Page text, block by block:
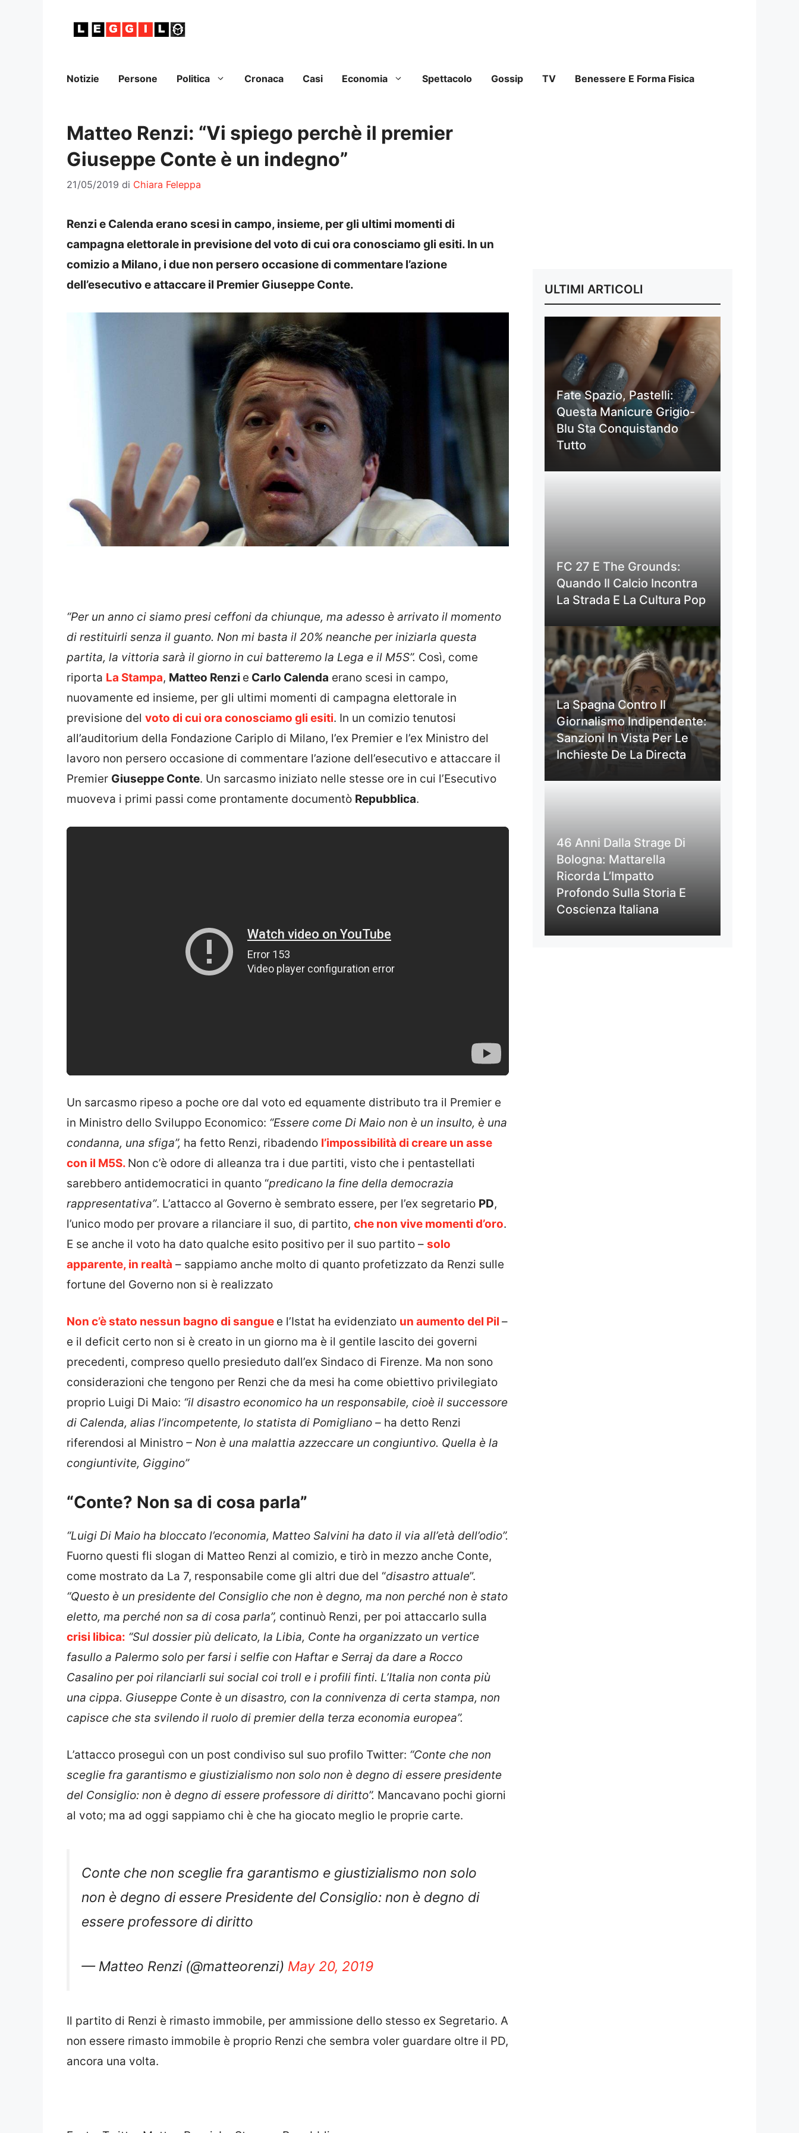
Notizie Persone Politica Cronaca Casi Economia Spettacolo Gossip TV Benessere E Forma Fisica
Matteo Renzi: “Vi spiego perchè il premier
Giuseppe Conte è un indegno”
21/05/2019 di Chiara Feleppa
Renzi e Calenda erano scesi in campo, insieme, per gli ultimi momenti di
campagna elettorale in previsione del voto di cui ora conosciamo gli esiti. In un
comizio a Milano, i due non persero occasione di commentare l’azione
dell’esecutivo e attaccare il Premier Giuseppe Conte.
“Per un anno ci siamo presi ceffoni da chiunque, ma adesso è arrivato il momento
di restituirli senza il guanto. Non mi basta il 20% neanche per iniziarla questa
partita, la vittoria sarà il giorno in cui batteremo la Lega e il M5S”. Così, come
riporta La Stampa, Matteo Renzi e Carlo Calenda erano scesi in campo,
nuovamente ed insieme, per gli ultimi momenti di campagna elettorale in
previsione del voto di cui ora conosciamo gli esiti. In un comizio tenutosi
all’auditorium della Fondazione Cariplo di Milano, l’ex Premier e l’ex Ministro del
lavoro non persero occasione di commentare l’azione dell’esecutivo e attaccare il
Premier Giuseppe Conte. Un sarcasmo iniziato nelle stesse ore in cui l’Esecutivo
muoveva i primi passi come prontamente documentò Repubblica.
Un sarcasmo ripeso a poche ore dal voto ed equamente distributo tra il Premier e
in Ministro dello Sviluppo Economico: “Essere come Di Maio non è un insulto, è una
condanna, una sfiga”, ha fetto Renzi, ribadendo l’impossibilità di creare un asse
con il M5S. Non c’è odore di alleanza tra i due partiti, visto che i pentastellati
sarebbero antidemocratici in quanto “predicano la fine della democrazia
rappresentativa”. L’attacco al Governo è sembrato essere, per l’ex segretario PD,
l’unico modo per provare a rilanciare il suo, di partito, che non vive momenti d’oro.
E se anche il voto ha dato qualche esito positivo per il suo partito – solo
apparente, in realtà – sappiamo anche molto di quanto profetizzato da Renzi sulle
fortune del Governo non si è realizzato
Non c’è stato nessun bagno di sangue e l’Istat ha evidenziato un aumento del Pil –
e il deficit certo non si è creato in un giorno ma è il gentile lascito dei governi
precedenti, compreso quello presieduto dall’ex Sindaco di Firenze. Ma non sono
considerazioni che tengono per Renzi che da mesi ha come obiettivo privilegiato
proprio Luigi Di Maio: “il disastro economico ha un responsabile, cioè il successore
di Calenda, alias l’incompetente, lo statista di Pomigliano – ha detto Renzi
riferendosi al Ministro – Non è una malattia azzeccare un congiuntivo. Quella è la
congiuntivite, Giggino”
“Conte? Non sa di cosa parla”
“Luigi Di Maio ha bloccato l’economia, Matteo Salvini ha dato il via all’età dell’odio”.
Fuorno questi fli slogan di Matteo Renzi al comizio, e tirò in mezzo anche Conte,
come mostrato da La 7, responsabile come gli altri due del “disastro attuale”.
“Questo è un presidente del Consiglio che non è degno, ma non perché non è stato
eletto, ma perché non sa di cosa parla”, continuò Renzi, per poi attaccarlo sulla
crisi libica: “Sul dossier più delicato, la Libia, Conte ha organizzato un vertice
fasullo a Palermo solo per farsi i selfie con Haftar e Serraj da dare a Rocco
Casalino per poi rilanciarli sui social coi troll e i profili finti. L’Italia non conta più
una cippa. Giuseppe Conte è un disastro, con la connivenza di certa stampa, non
capisce che sta svilendo il ruolo di premier della terza economia europea”.
L’attacco proseguì con un post condiviso sul suo profilo Twitter: “Conte che non
sceglie fra garantismo e giustizialismo non solo non è degno di essere presidente
del Consiglio: non è degno di essere professore di diritto”. Mancavano pochi giorni
al voto; ma ad oggi sappiamo chi è che ha giocato meglio le proprie carte.
Conte che non sceglie fra garantismo e giustizialismo non solo
non è degno di essere Presidente del Consiglio: non è degno di
essere professore di diritto
— Matteo Renzi (@matteorenzi) May 20, 2019
Il partito di Renzi è rimasto immobile, per ammissione dello stesso ex Segretario. A
non essere rimasto immobile è proprio Renzi che sembra voler guardare oltre il PD,
ancora una volta.
Fonte: Twitter Matteo Renzi, La Stampa, Repubblica
ULTIMI ARTICOLI
Fate Spazio, Pastelli:
Questa Manicure Grigio-
Blu Sta Conquistando
Tutto
FC 27 E The Grounds:
Quando Il Calcio Incontra
La Strada E La Cultura Pop
La Spagna Contro Il
Giornalismo Indipendente:
Sanzioni In Vista Per Le
Inchieste De La Directa
46 Anni Dalla Strage Di
Bologna: Mattarella
Ricorda L’Impatto
Profondo Sulla Storia E
Coscienza Italiana